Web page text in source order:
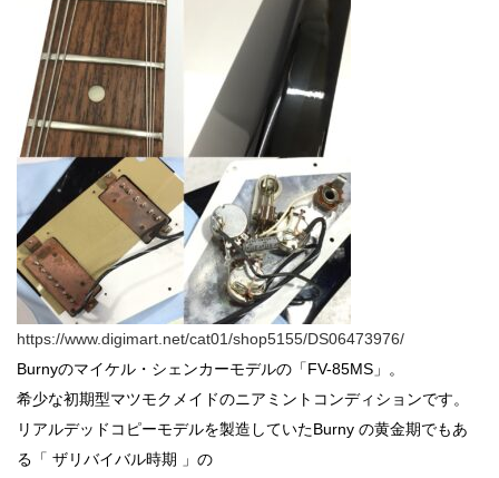
https://www.digimart.net/cat01/shop5155/DS06473976/
Burnyのマイケル・シェンカーモデルの「FV-85MS」。
希少な初期型マツモクメイドのニアミントコンディションです。
リアルデッドコピーモデルを製造していたBurny の黄金期でもあ
る「 ザリバイバル時期 」の